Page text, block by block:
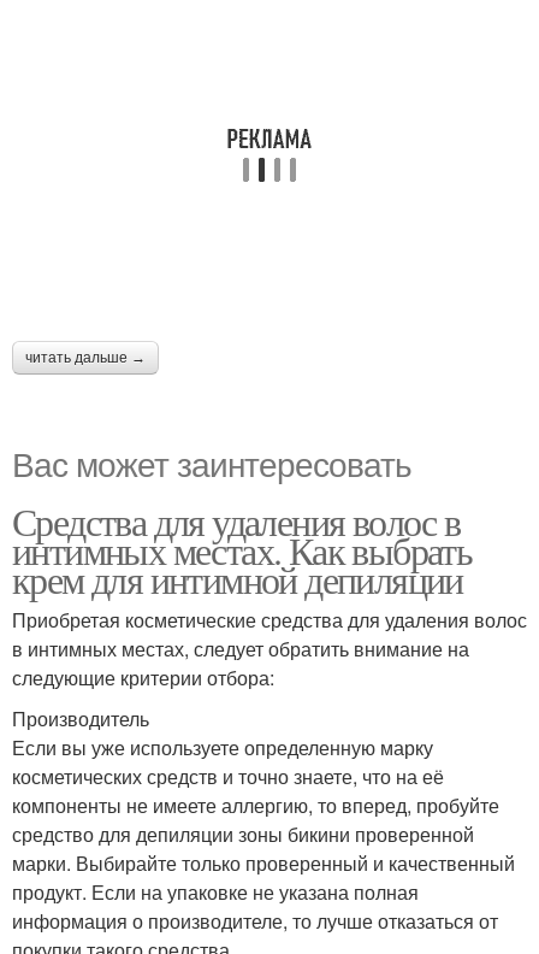
читать дальше →
Вас может заинтересовать
Средства для удаления волос в
интимных местах. Как выбрать
крем для интимной депиляции
Приобретая косметические средства для удаления волос
в интимных местах, следует обратить внимание на
следующие критерии отбора:
Производитель
Если вы уже используете определенную марку
косметических средств и точно знаете, что на её
компоненты не имеете аллергию, то вперед, пробуйте
средство для депиляции зоны бикини проверенной
марки. Выбирайте только проверенный и качественный
продукт. Если на упаковке не указана полная
информация о производителе, то лучше отказаться от